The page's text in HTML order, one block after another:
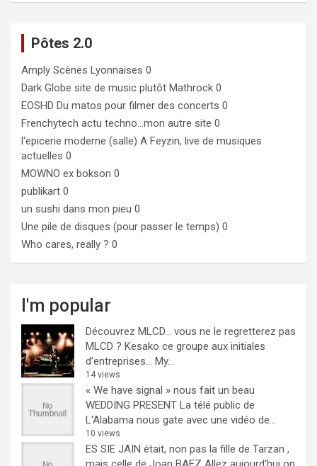
Pôtes 2.0
Amply Scènes Lyonnaises 0
Dark Globe site de music plutôt Mathrock 0
EOSHD Du matos pour filmer des concerts 0
Frenchytech actu techno…mon autre site 0
l'epicerie moderne (salle) A Feyzin, live de musiques
actuelles 0
MOWNO ex bokson 0
publikart 0
un sushi dans mon pieu 0
Une pile de disques (pour passer le temps) 0
Who cares, really ? 0
I'm popular
Découvrez MLCD… vous ne le regretterez pas
MLCD ? Kesako ce groupe aux initiales
d’entreprises… My...
14 views
« We have signal » nous fait un beau
WEDDING PRESENT La télé public de
L'Alabama nous gate avec une vidéo de...
10 views
ES SIE JAIN était, non pas la fille de Tarzan ,